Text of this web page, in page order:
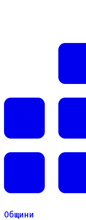
Общини